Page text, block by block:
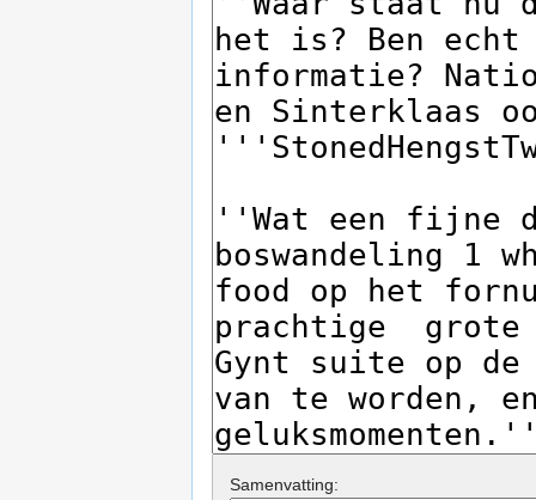
Samenvatting: